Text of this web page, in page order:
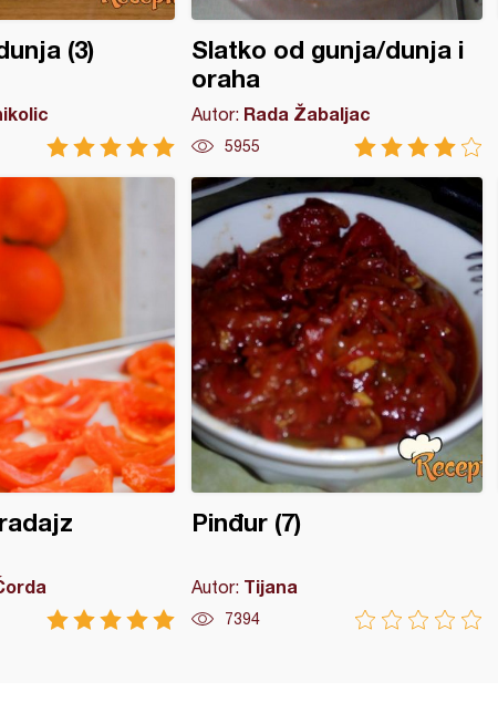
(3)
Slatko od gunja/dunja i
oraha
Autor: Rada Žabaljac
5955
Pinđur (7)
Autor: Tijana
7394